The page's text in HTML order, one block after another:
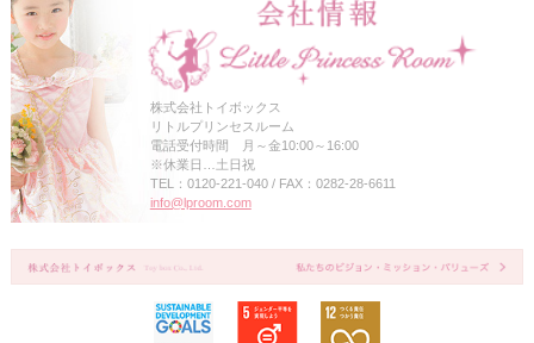
株式会社トイボックス
リトルプリンセスルーム
電話受付時間 月～金10:00～16:00
※休業日…土日祝
TEL：0120-221-040 / FAX：0282-28-6611
info@lproom.com